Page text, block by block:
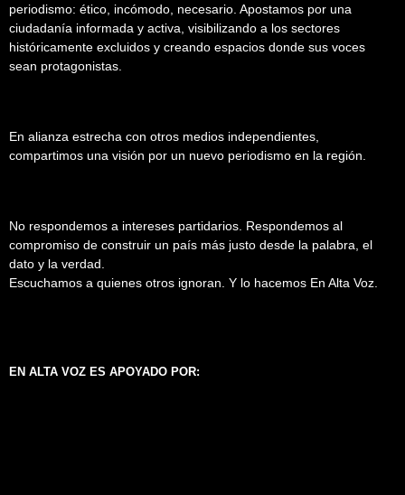
periodismo: ético, incómodo, necesario. Apostamos por una
ciudadanía informada y activa, visibilizando a los sectores
históricamente excluidos y creando espacios donde sus voces
sean protagonistas.
En alianza estrecha con otros medios independientes,
compartimos una visión por un nuevo periodismo en la región.
No respondemos a intereses partidarios. Respondemos al
compromiso de construir un país más justo desde la palabra, el
dato y la verdad.
Escuchamos a quienes otros ignoran. Y lo hacemos En Alta Voz.
EN ALTA VOZ ES APOYADO POR: